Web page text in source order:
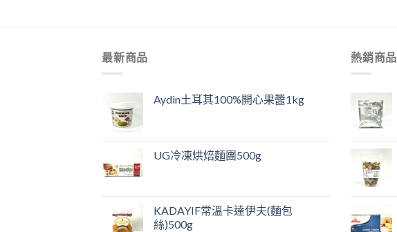
最新商品
Aydin土耳其100%開心果醬1kg
UG冷凍烘焙麵團500g
KADAYIF常溫卡達伊夫(麵包
絲)500g
熱銷商品